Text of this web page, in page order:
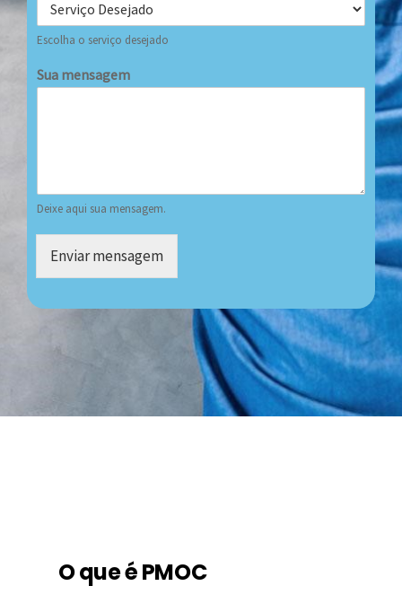
Escolha o serviço desejado
Sua mensagem
Deixe aqui sua mensagem.
Enviar mensagem
O que é PMOC